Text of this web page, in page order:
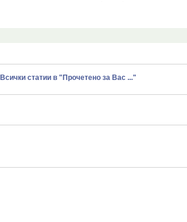
Всички статии в "Прочетено за Вас ..."